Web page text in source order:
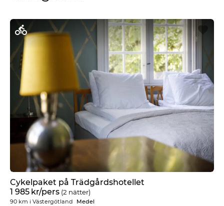
Cykelpaket på Trädgårdshotellet
1 985 kr/pers (2 nätter)
90 km i Västergötland Medel